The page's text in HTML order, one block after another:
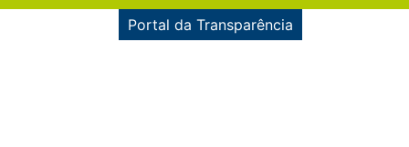
Portal da Transparência